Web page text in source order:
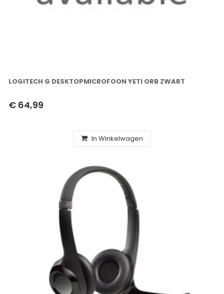
LOGITECH G DESKTOPMICROFOON YETI ORB ZWART
€ 64,99
In Winkelwagen